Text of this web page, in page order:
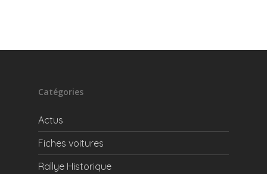
Catégories
Actus
Fiches voitures
Rallye Historique